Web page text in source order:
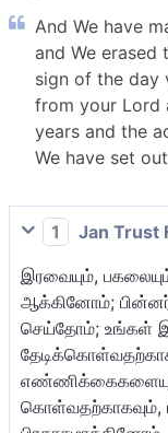
And We have
and We erased
sign of the day
from your Lord
years and the
We have set
1
Jan Trust
இரவையும்,
ஆக்கினோம்; பின்னர்
செய்தோம்; உங்கள்
கொள்வதற்காகவும்,